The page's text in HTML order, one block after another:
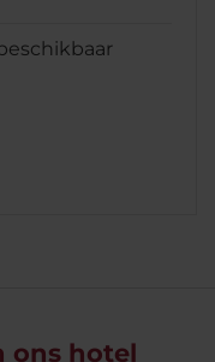
ons hotel